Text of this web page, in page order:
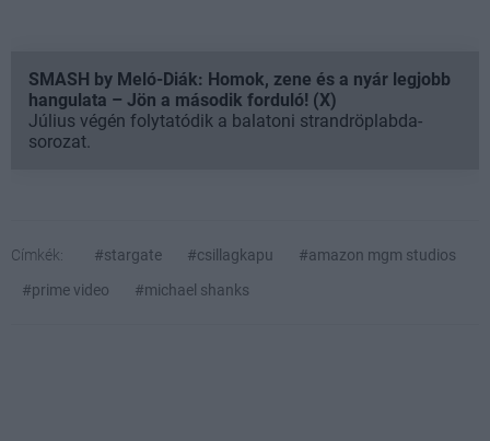
SMASH by Meló-Diák: Homok, zene és a nyár legjobb
hangulata – Jön a második forduló! (X)
Július végén folytatódik a balatoni strandröplabda-
sorozat.
Címkék: #stargate #csillagkapu
#amazon mgm studios
#prime video
#michael shanks